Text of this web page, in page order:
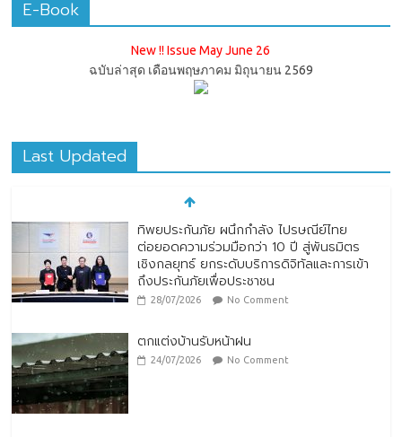
E-Book
New !! Issue May June 26
ฉบับล่าสุด เดือนพฤษภาคม มิถุนายน 2569
Last Updated
ทิพยประกันภัย ผนึกกำลัง ไปรษณีย์ไทย
ต่อยอดความร่วมมือกว่า 10 ปี สู่พันธมิตร
เชิงกลยุทธ์ ยกระดับบริการดิจิทัลและการเข้า
ถึงประกันภัยเพื่อประชาชน
28/07/2026 No Comment
ตกแต่งบ้านรับหน้าฝน
24/07/2026 No Comment